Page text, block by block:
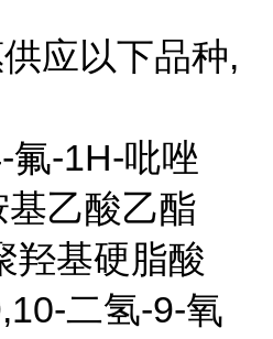
应以下品种,
氟-1H-吡唑
乙酸乙酯
羟基硬脂酸
二氢-9-氧